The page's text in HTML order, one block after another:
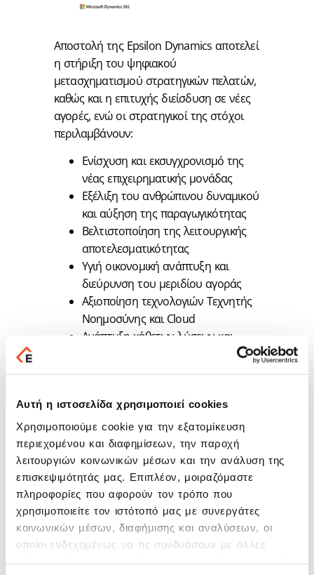
Αυτή η ιστοσελίδα χρησιμοποιεί cookies
Χρησιμοποιούμε cookie για την εξατομίκευση
περιεχομένου και διαφημίσεων, την παροχή
λειτουργιών κοινωνικών μέσων και την ανάλυση της
επισκεψιμότητάς μας. Επιπλέον, μοιραζόμαστε
πληροφορίες που αφορούν τον τρόπο που
χρησιμοποιείτε τον ιστότοπό μας με συνεργάτες
κοινωνικών μέσων, διαφήμισης και αναλύσεων, οι
οποίοι ενδεχομένως να τις συνδυάσουν με άλλες
Αποστολή της Epsilon Dynamics αποτελεί
η στήριξη του ψηφιακού
μετασχηματισμού στρατηγικών πελατών,
καθώς και η επιτυχής διείσδυση σε νέες
αγορές, ενώ οι στρατηγικοί της στόχοι
περιλαμβάνουν:
Ενίσχυση και εκσυγχρονισμό της
νέας επιχειρηματικής μονάδας
Εξέλιξη του ανθρώπινου δυναμικού
και αύξηση της παραγωγικότητας
Βελτιστοποίηση της λειτουργικής
αποτελεσματικότητας
Υγιή οικονομική ανάπτυξη και
διεύρυνση του μεριδίου αγοράς
Αξιοποίηση τεχνολογιών Τεχνητής
Νοημοσύνης και Cloud
Ανάπτυξη κάθετων λύσεων και
προϊόντων ελληνικοποίησης για το
οικοσύστημα συνεργατών της
Διεύρυνση στρατηγικών συνεργιών
σε εθνικό και διεθνές επίπεδο
Απόλυτη εναρμόνιση με τους
αναπτυξιακούς στόχους του
Ομίλου EPSILON NET
Παροχή καινοτόμων λύσεων, που
προσδίδουν προστιθέμενη αξία
στους πελάτες
Αναβαθμισμένη εμπειρία πελάτη και
υψηλά επίπεδα ικανοποίησης